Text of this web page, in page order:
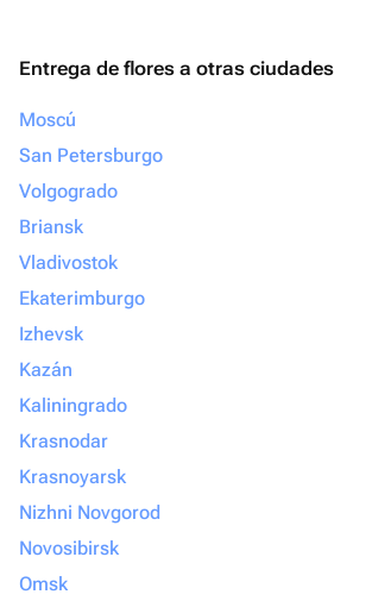
Entrega de flores a otras ciudades
Moscú
San Petersburgo
Volgogrado
Briansk
Vladivostok
Ekaterimburgo
Izhevsk
Kazán
Kaliningrado
Krasnodar
Krasnoyarsk
Nizhni Novgorod
Novosibirsk
Omsk